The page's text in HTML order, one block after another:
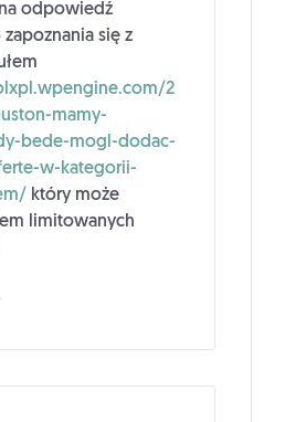
odpowiedź
się z
2
mamy-
bede-mogl-dodac-
w-kategorii-
który może
limitowanych